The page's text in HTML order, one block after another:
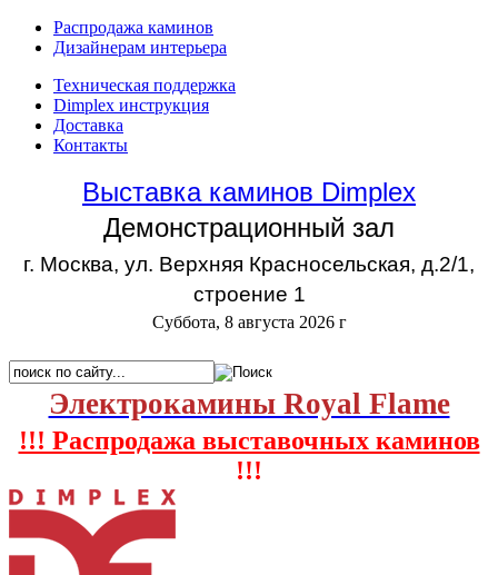
Распродажа каминов
Дизайнерам интерьера
Техническая поддержка
Dimplex инструкция
Доставка
Контакты
Выставка каминов Dimplex
Демонстрационный зал
г. Москва, ул. Верхняя Красносельская, д.2/1,
строение 1
Суббота, 8 августа 2026 г
Электрокамины Royal Flame
!!! Распродажа выставочных каминов
!!!